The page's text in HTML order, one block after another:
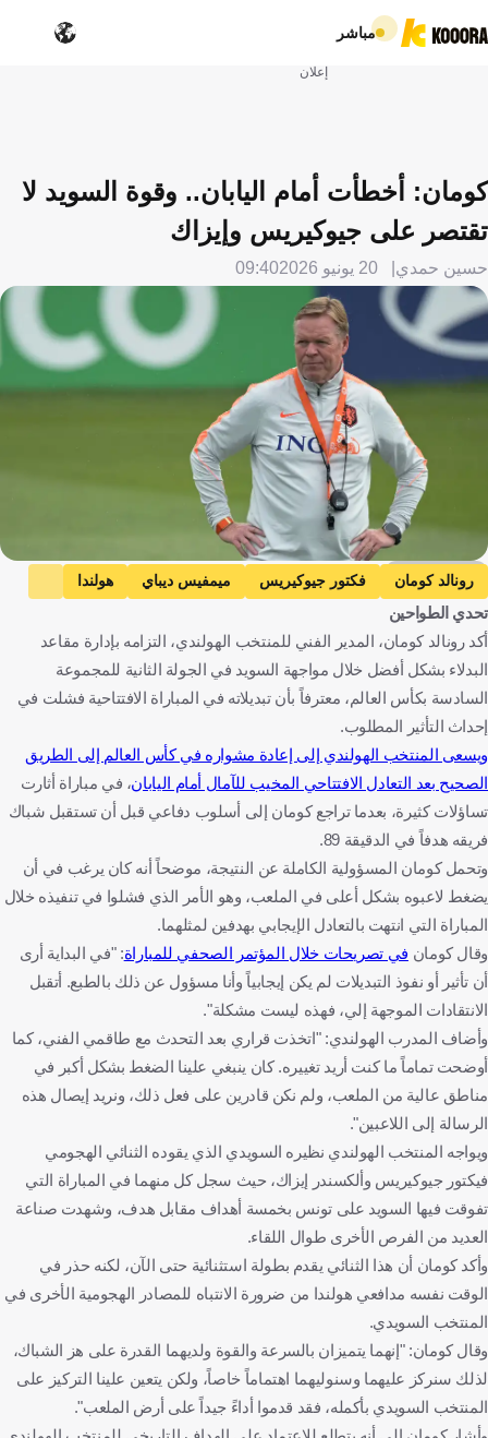
مباشر
إعلان
كومان: أخطأت أمام اليابان.. وقوة السويد لا
تقتصر على جيوكيريس وإيزاك
حسين حمدي 20 يونيو 2026 09:40
Getty Images
رونالد كومان فكتور جيوكيريس ميمفيس ديباي
هولندا
السويد
هولندا
السويد اليابان الولايات المتحدة كرة قدم
تحدي الطواحين
أكد رونالد كومان، المدير الفني للمنتخب الهولندي، التزامه بإدارة مقاعد
البدلاء بشكل أفضل خلال مواجهة السويد في الجولة الثانية للمجموعة
السادسة بكأس العالم، معترفاً بأن تبديلاته في المباراة الافتتاحية فشلت في
إحداث التأثير المطلوب.
ويسعى المنتخب الهولندي إلى إعادة مشواره في كأس العالم إلى الطريق
الصحيح بعد التعادل الافتتاحي المخيب للآمال أمام اليابان، في مباراة أثارت
تساؤلات كثيرة، بعدما تراجع كومان إلى أسلوب دفاعي قبل أن تستقبل شباك
فريقه هدفاً في الدقيقة 89.
وتحمل كومان المسؤولية الكاملة عن النتيجة، موضحاً أنه كان يرغب في أن
يضغط لاعبوه بشكل أعلى في الملعب، وهو الأمر الذي فشلوا في تنفيذه خلال
المباراة التي انتهت بالتعادل الإيجابي بهدفين لمثلهما.
وقال كومان في تصريحات خلال المؤتمر الصحفي للمباراة: "في البداية أرى
أن تأثير أو نفوذ التبديلات لم يكن إيجابياً وأنا مسؤول عن ذلك بالطبع. أتقبل
الانتقادات الموجهة إلي، فهذه ليست مشكلة".
وأضاف المدرب الهولندي: "اتخذت قراري بعد التحدث مع طاقمي الفني، كما
أوضحت تماماً ما كنت أريد تغييره. كان ينبغي علينا الضغط بشكل أكبر في
مناطق عالية من الملعب، ولم نكن قادرين على فعل ذلك، ونريد إيصال هذه
الرسالة إلى اللاعبين".
ويواجه المنتخب الهولندي نظيره السويدي الذي يقوده الثنائي الهجومي
فيكتور جيوكيريس وألكسندر إيزاك، حيث سجل كل منهما في المباراة التي
تفوقت فيها السويد على تونس بخمسة أهداف مقابل هدف، وشهدت صناعة
العديد من الفرص الأخرى طوال اللقاء.
وأكد كومان أن هذا الثنائي يقدم بطولة استثنائية حتى الآن، لكنه حذر في
الوقت نفسه مدافعي هولندا من ضرورة الانتباه للمصادر الهجومية الأخرى في
المنتخب السويدي.
وقال كومان: "إنهما يتميزان بالسرعة والقوة ولديهما القدرة على هز الشباك،
لذلك سنركز عليهما وسنوليهما اهتماماً خاصاً، ولكن يتعين علينا التركيز على
المنتخب السويدي بأكمله، فقد قدموا أداءً جيداً على أرض الملعب".